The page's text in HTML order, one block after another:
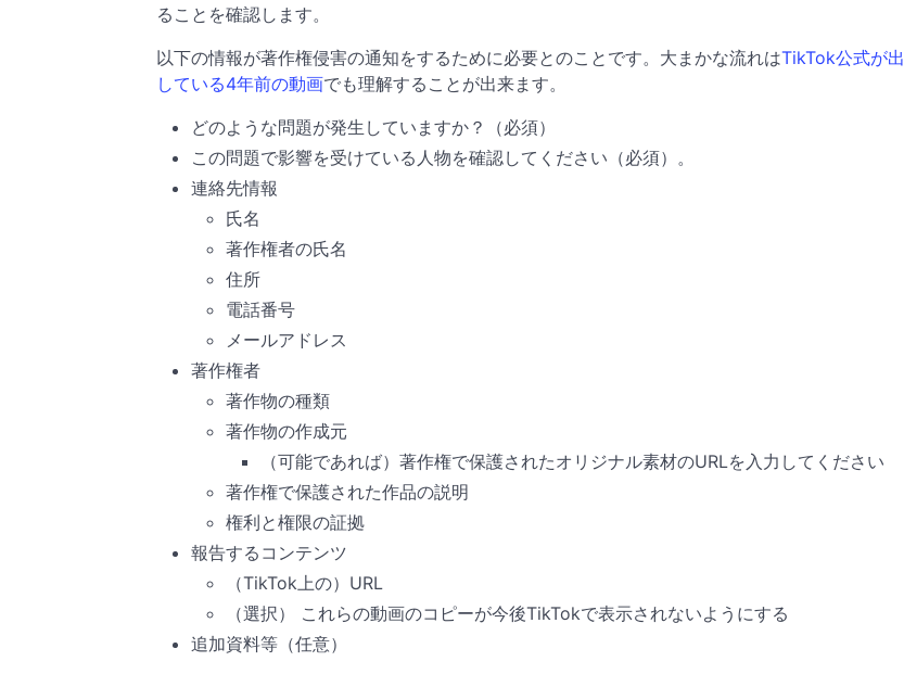
ることを確認します。
以下の情報が著作権侵害の通知をするために必要とのことです。大まかな流れはTikTok公式が出
している4年前の動画でも理解することが出来ます。
どのような問題が発生していますか？（必須）
この問題で影響を受けている人物を確認してください（必須）。
連絡先情報
氏名
著作権者の氏名
住所
電話番号
メールアドレス
著作権者
著作物の種類
著作物の作成元
（可能であれば）著作権で保護されたオリジナル素材のURLを入力してください
著作権で保護された作品の説明
権利と権限の証拠
報告するコンテンツ
（TikTok上の）URL
（選択） これらの動画のコピーが今後TikTokで表示されないようにする
追加資料等（任意）